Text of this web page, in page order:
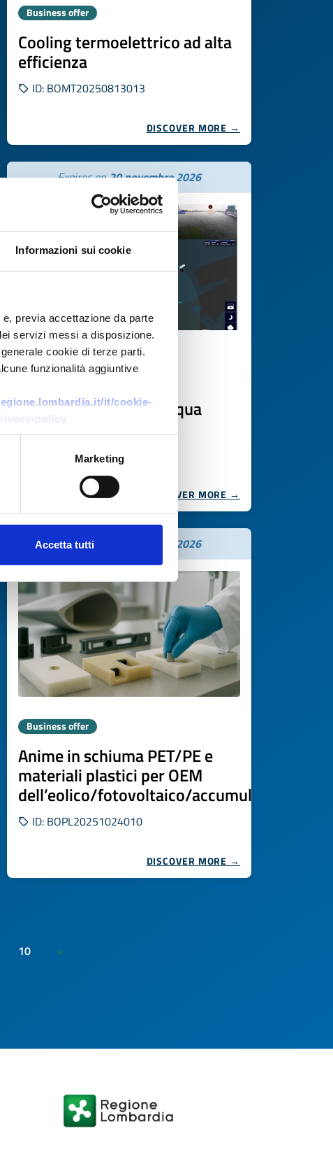
Informazioni sui cookie
previa accettazione da parte
servizi messi a disposizione.
cookie di terze parti.
funzionalità aggiuntive
it/cookie-
policy
Marketing
Accetta tutti
Business offer
Cooling termoelettrico ad alta
efficienza
ID: BOMT20250813013
DISCOVER MORE →
Expires on20 novembre 2026
Business offer
autonoma per vie d'acqua
interne
ID: BONL20251105017
DISCOVER MORE →
Expires on 10 novembre 2026
Business offer
Anime in schiuma PET/PE e
materiali plastici per OEM
dell’eolico/fotovoltaico/accumulo
ID: BOPL20251024010
DISCOVER MORE →
10 »